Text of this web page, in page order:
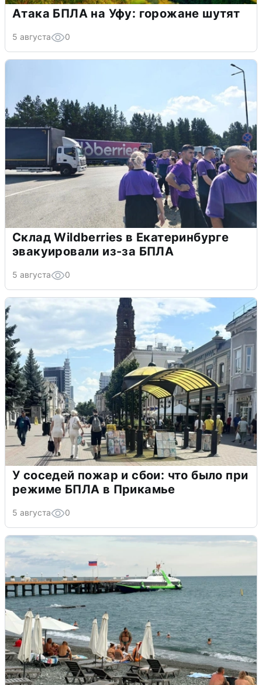
Атака БПЛА на Уфу: горожане шутят
5 августа 0
Склад Wildberries в Екатеринбурге
эвакуировали из-за БПЛА
5 августа 0
У соседей пожар и сбои: что было при
режиме БПЛА в Прикамье
5 августа 0